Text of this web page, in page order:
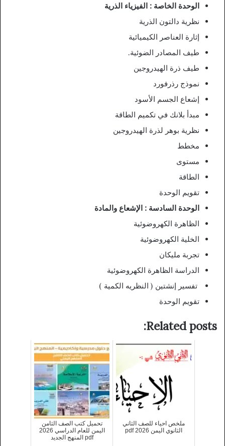
الوحدة الخاصة : الفيزياء الذرية
نظرية دالتون الذرية
إثارة العناصر الكيميائية
طيف المصادر الضوئية.
طيف ذرة الهيدروجين
نموذج رذرفورد
إشعاع الجسم الأسود
مبدأ بلانك في تكميم الطاقة
نظرية بوهر لذرة الهيدروجين
مخطط
مستوى
الطاقة
تقويم الوحدة
الوحدة السادسة : الإشعاع والمادة
الظاهرة الكهروضوئية
الخلية الكهروضوئية
تجربة مليكان
الدراسة الظاهرة الكهروضوئية
تفسير إنشتين ( النظريه الكمية )
تقويم الوحدة
Related posts:
ملخص احياء للصف الثاني
الثانوي اليمن 2026 pdf
تحميل كتب الصف الثامن
اليمن للعام الدراسي 2026
pdf المنهج الجديد